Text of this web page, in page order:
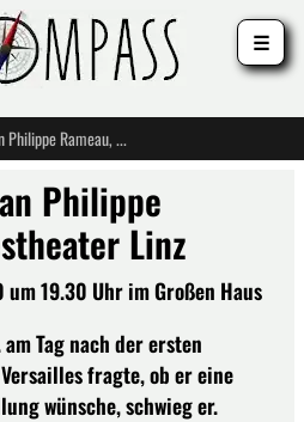
"Platée" von Jean Philippe Rameau, Landestheater Linz
Philippe
Linz
19.30 Uhr im Großen Haus
Tag nach der ersten
fragte, ob er eine
wünsche, schwieg er.
☰